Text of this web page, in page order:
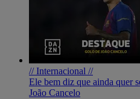
// Internacional //
Ele bem diz que ainda quer
João Cancelo